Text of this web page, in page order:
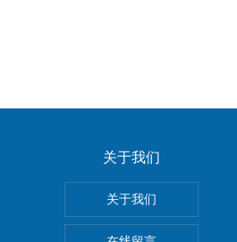
关于我们
关于我们